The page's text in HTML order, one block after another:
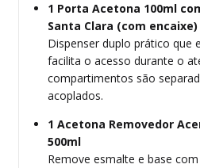
1 Porta Acetona 100ml
Santa Clara (com encaixe)
Dispenser duplo prático que
facilita o acesso durante o
compartimentos são
acoplados.
1 Acetona Removedor
500ml
Remove esmalte e base